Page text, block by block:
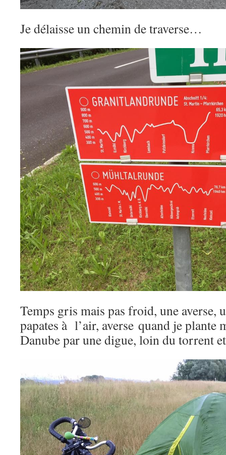
Je délaisse un chemin de traverse…
Temps gris mais pas froid, une averse,
papates à l’air, averse quand je plante
Danube par une digue, loin du torrent